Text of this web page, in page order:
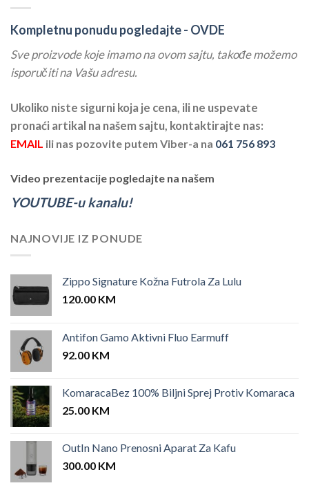
Kompletnu ponudu pogledajte - OVDE
Sve proizvode koje imamo na ovom sajtu, takođe možemo
isporučiti na Vašu adresu.
Ukoliko niste sigurni koja je cena, ili ne uspevate
pronaći artikal na našem sajtu, kontaktirajte nas:
EMAIL ili nas pozovite putem Viber-a na 061 756 893
Video prezentacije pogledajte na našem
YOUTUBE-u kanalu!
NAJNOVIJE IZ PONUDE
Zippo Signature Kožna Futrola Za Lulu
120.00 KM
Antifon Gamo Aktivni Fluo Earmuff
92.00 KM
KomaracaBez 100% Biljni Sprej Protiv Komaraca
25.00 KM
OutIn Nano Prenosni Aparat Za Kafu
300.00 KM